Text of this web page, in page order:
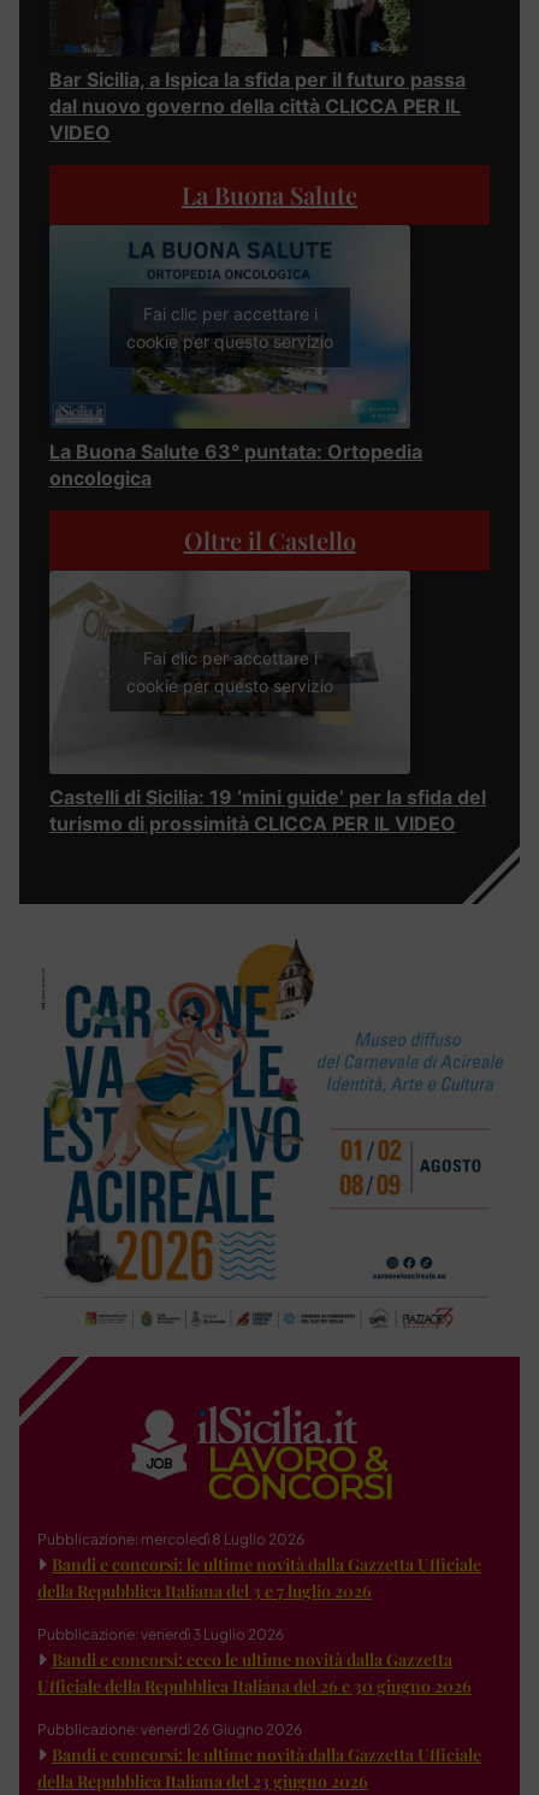
Bar Sicilia, a Ispica la sfida per il futuro passa
dal nuovo governo della città CLICCA PER IL
VIDEO
La Buona Salute
Fai clic per accettare i
cookie per questo servizio
La Buona Salute 63° puntata: Ortopedia
oncologica
Oltre il Castello
Fai clic per accettare i
cookie per questo servizio
Castelli di Sicilia: 19 ‘mini guide’ per la sfida del
turismo di prossimità CLICCA PER IL VIDEO
Pubblicazione: mercoledì 8 Luglio 2026
Bandi e concorsi: le ultime novità dalla Gazzetta Ufficiale
della Repubblica Italiana del 3 e 7 luglio 2026
Pubblicazione: venerdì 3 Luglio 2026
Bandi e concorsi: ecco le ultime novità dalla Gazzetta
Ufficiale della Repubblica Italiana del 26 e 30 giugno 2026
Pubblicazione: venerdì 26 Giugno 2026
Bandi e concorsi: le ultime novità dalla Gazzetta Ufficiale
della Repubblica Italiana del 23 giugno 2026